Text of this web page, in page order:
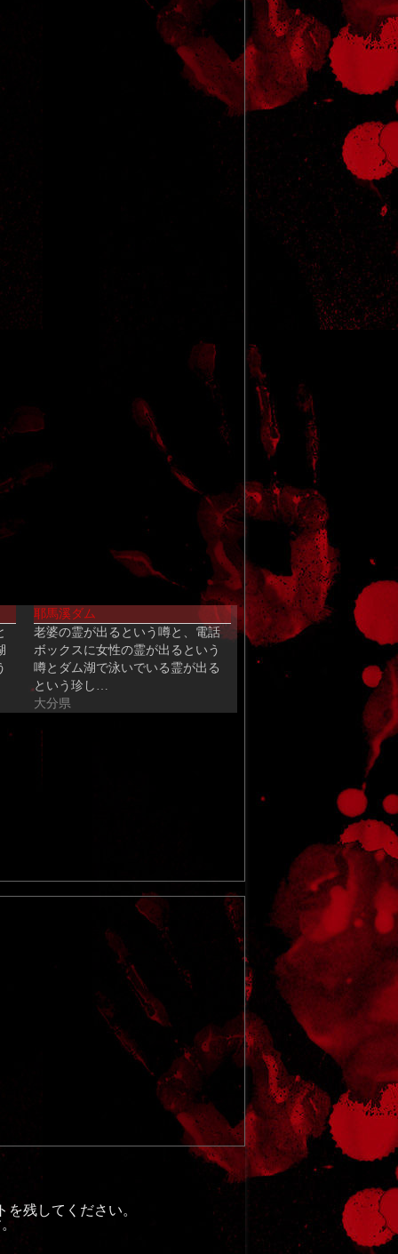
耶馬溪ダム
老婆の霊が出るという噂と、電話
ボックスに女性の霊が出るという
噂とダム湖で泳いでいる霊が出る
という珍し…
大分県
残してください。